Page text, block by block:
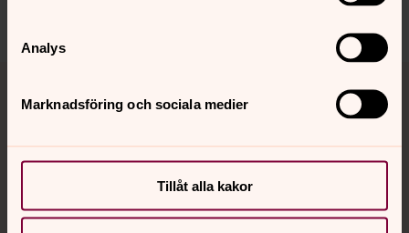
Analys
Marknadsföring och sociala medier
Tillåt alla kakor
Kontakt